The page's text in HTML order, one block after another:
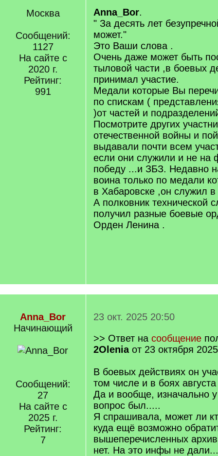
Москва
Сообщений:
1127
На сайте с
2020 г.
Рейтинг:
991
Anna_Bor.
" За десять лет
может."
Это Ваши слова .
Очень даже может быть
тыловой части ,в боевых
принимал участие.
Медали которые Вы
по спискам (
)от частей и
Посмотрите других
отечественной войны и
выдавали почти всем
если они служили и не на
победу ...и ЗБЗ. Недавно
воина только по медали
в Хабаровске ,он служил в
А полковник технической
получил разные боевые
Орден Ленина .
Anna_Bor
Начинающий
Сообщений:
27
На сайте с
2025 г.
Рейтинг:
7
23 окт. 2025 20:50
>> Ответ на сообщение
2Oleniaот 23 октября
В боевых действиях он
том числе и в боях августа
Да и вообще, изначально
вопрос был.....
Я спрашивала, может ли
куда ещё возможно
вышеперечисленных
нет. На это инфы не